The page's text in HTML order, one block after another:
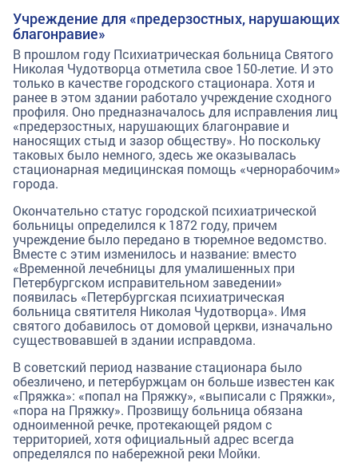
Учреждение для «предерзостных, нарушающих
благонравие»
В прошлом году Психиатрическая больница Святого
Николая Чудотворца отметила свое 150-летие. И это
только в качестве городского стационара. Хотя и
ранее в этом здании работало учреждение сходного
профиля. Оно предназначалось для исправления лиц
«предерзостных, нарушающих благонравие и
наносящих стыд и зазор обществу». Но поскольку
таковых было немного, здесь же оказывалась
стационарная медицинская помощь «чернорабочим»
города.
Окончательно статус городской психиатрической
больницы определился к 1872 году, причем
учреждение было передано в тюремное ведомство.
Вместе с этим изменилось и название: вместо
«Временной лечебницы для умалишенных при
Петербургском исправительном заведении»
появилась «Петербургская психиатрическая
больница святителя Николая Чудотворца». Имя
святого добавилось от домовой церкви, изначально
существовавшей в здании исправдома.
В советский период название стационара было
обезличено, и петербуржцам он больше известен как
«Пряжка»: «попал на Пряжку», «выписали с Пряжки»,
«пора на Пряжку». Прозвищу больница обязана
одноименной речке, протекающей рядом с
территорией, хотя официальный адрес всегда
определялся по набережной реки Мойки.